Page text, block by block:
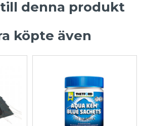
denna produkt
köpte även